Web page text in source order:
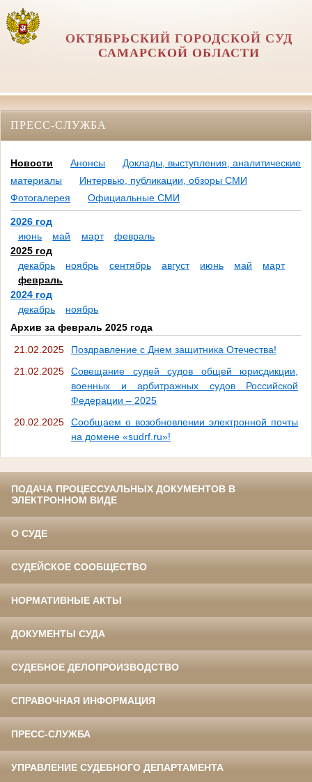
ОКТЯБРЬСКИЙ ГОРОДСКОЙ СУД
САМАРСКОЙ ОБЛАСТИ
ПРЕСС-СЛУЖБА
Новости Анонсы
Доклады, выступления, аналитические
материалы
Интервью, публикации, обзоры СМИ
Фотогалерея
Официальные СМИ
2026 год
июнь
май март
февраль
2025 год
декабрь
ноябрь сентябрь август июнь май
март
февраль
2024 год
декабрь
ноябрь
Архив за февраль 2025 года
21.02.2025
Поздравление с Днем защитника Отечества!
21.02.2025
Совещание судей судов общей юрисдикции,
военных и арбитражных судов Российской
Федерации – 2025
20.02.2025
Сообщаем о возобновлении электронной почты
на домене «sudrf.ru»!
ПОДАЧА ПРОЦЕССУАЛЬНЫХ ДОКУМЕНТОВ В
ЭЛЕКТРОННОМ ВИДЕ
О СУДЕ
СУДЕЙСКОЕ СООБЩЕСТВО
НОРМАТИВНЫЕ АКТЫ
ДОКУМЕНТЫ СУДА
СУДЕБНОЕ ДЕЛОПРОИЗВОДСТВО
СПРАВОЧНАЯ ИНФОРМАЦИЯ
ПРЕСС-СЛУЖБА
УПРАВЛЕНИЕ СУДЕБНОГО ДЕПАРТАМЕНТА